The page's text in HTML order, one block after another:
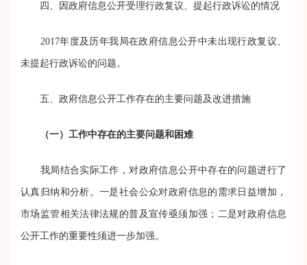
四、因政府信息公开受理行政复议、提起行政诉讼的情况
2017年度及历年我局在政府信息公开中未出现行政复议、
未提起行政诉讼的问题。
五、政府信息公开工作存在的主要问题及改进措施
（一）工作中存在的主要问题和困难
我局结合实际工作，对政府信息公开中存在的问题进行了
认真归纳和分析。一是社会公众对政府信息的需求日益增加，
市场监管相关法律法规的普及宣传亟须加强；二是对政府信息
公开工作的重要性须进一步加强。